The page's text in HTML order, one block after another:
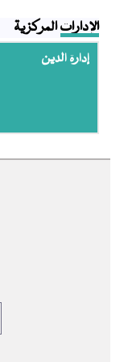
الإدارات المركزية
إدارة الدين